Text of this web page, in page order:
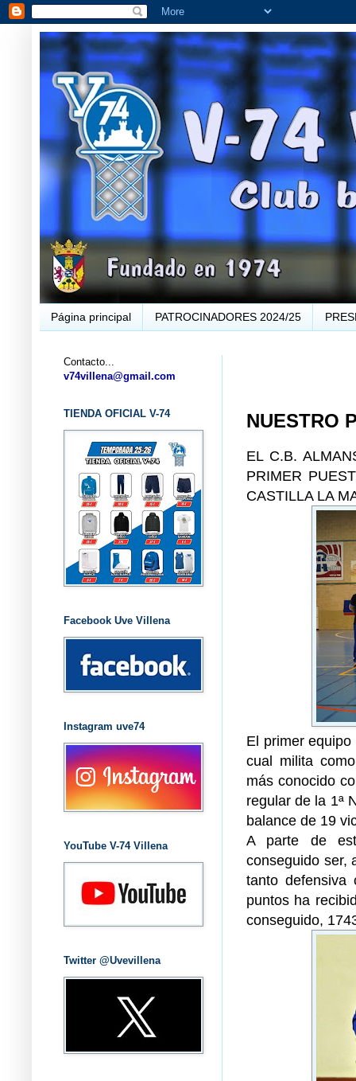
Página principal PATROCINADORES 2024/25
NUESTRO
EL C.B.
PRIMER
CASTILLA LA
El primer
cual milita
más conocido
regular de la 1ª
balance de 19
A parte de
conseguido ser,
tanto defensiva
puntos ha
conseguido,
Contacto...
v74villena@gmail.com
TIENDA OFICIAL V-74
Facebook Uve Villena
Instagram uve74
YouTube V-74 Villena
Twitter @Uvevillena